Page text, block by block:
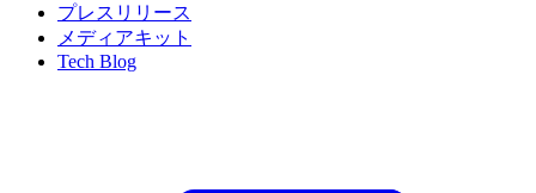
プレスリリース
メディアキット
Tech Blog